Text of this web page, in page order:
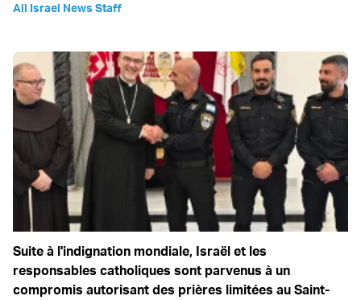
All Israel News Staff
Suite à l'indignation mondiale, Israël et les
responsables catholiques sont parvenus à un
compromis autorisant des prières limitées au Saint-